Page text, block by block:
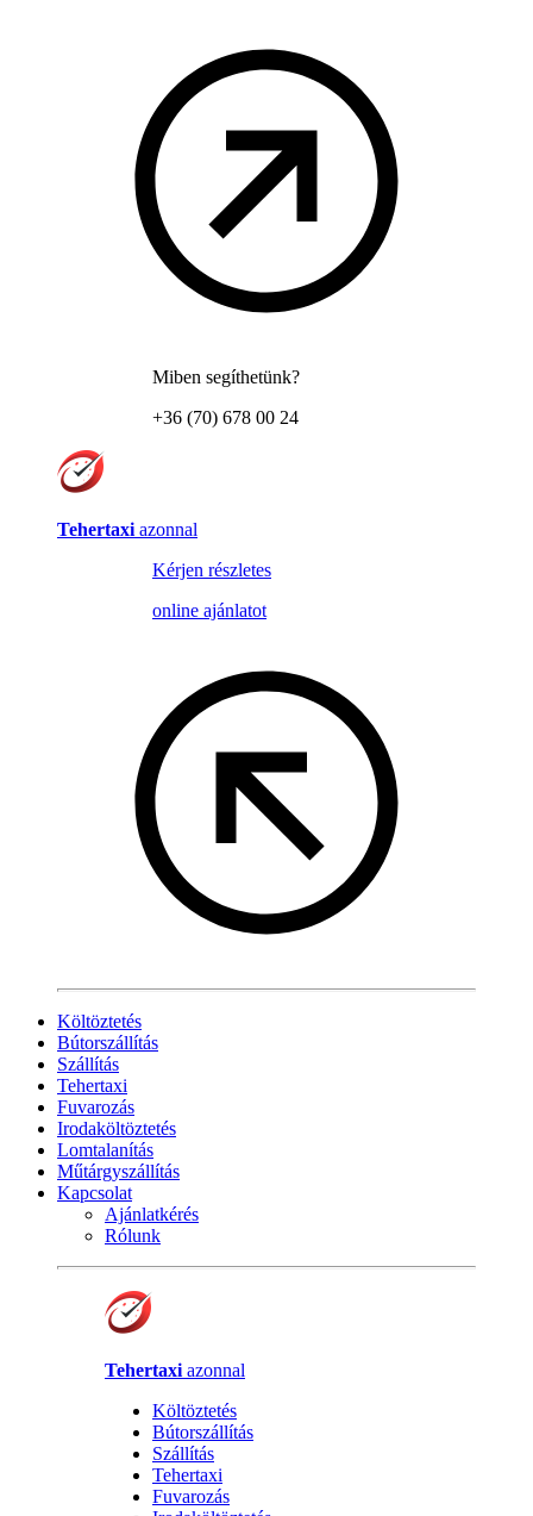
Miben segíthetünk?
+36 (70) 678 00 24
Tehertaxi azonnal
Kérjen részletes
online ajánlatot
Költöztetés
Bútorszállítás
Szállítás
Tehertaxi
Fuvarozás
Irodaköltöztetés
Lomtalanítás
Műtárgyszállítás
Kapcsolat
Ajánlatkérés
Rólunk
Tehertaxi azonnal
Költöztetés
Bútorszállítás
Szállítás
Tehertaxi
Fuvarozás